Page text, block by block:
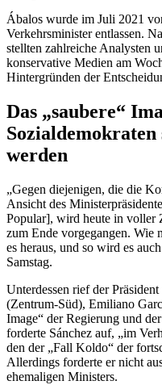
Ábalos wurde im Juli 2021
Verkehrsminister entlassen.
stellten zahlreiche Analysten
konservative Medien am
Hintergründen der
Das „saubere“
werden
„Gegen diejenigen, die die
Ansicht des
Popular], wird heute in voller
zum Ende vorgegangen. Wie
es heraus, und so wird es
Samstag.
Unterdessen rief der
(Zentrum-Süd), Emiliano
Image“ der Regierung und
forderte Sánchez auf, „im
den der „Fall Koldo“ der
Allerdings forderte er nicht
ehemaligen Ministers.